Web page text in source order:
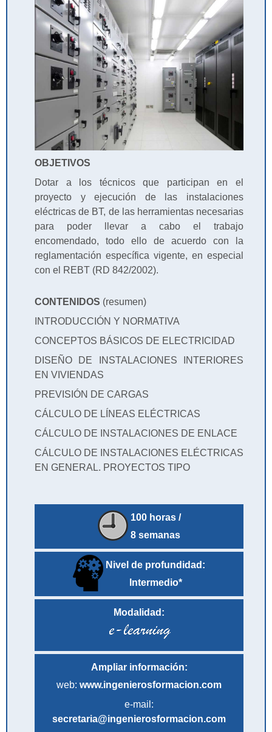
OBJETIVOS
Dotar a los técnicos que participan en el
proyecto y ejecución de las instalaciones
eléctricas de BT, de las herramientas necesarias
para poder llevar a cabo el trabajo
encomendado, todo ello de acuerdo con la
reglamentación específica vigente, en especial
con el REBT (RD 842/2002).
CONTENIDOS (resumen)
INTRODUCCIÓN Y NORMATIVA
CONCEPTOS BÁSICOS DE ELECTRICIDAD
DISEÑO DE INSTALACIONES INTERIORES
EN VIVIENDAS
PREVISIÓN DE CARGAS
CÁLCULO DE LÍNEAS ELÉCTRICAS
CÁLCULO DE INSTALACIONES DE ENLACE
CÁLCULO DE INSTALACIONES ELÉCTRICAS
EN GENERAL. PROYECTOS TIPO
100 horas /
8 semanas
Nivel de profundidad:
Intermedio*
Modalidad:
Ampliar información:
web: www.ingenierosformacion.com
e-mail:
secretaria@ingenierosformacion.com